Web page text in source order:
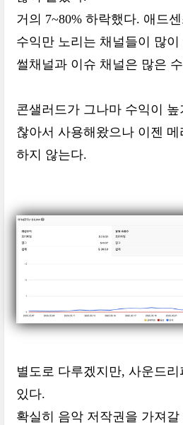
거의 7~80% 하락했다. 애드
수익만 노리는 채널들이 많이
썰채널과 이슈 채널은 많은
콘샐러드가 그나마 수익이
찮아서 사용해왔으나 이젠
하지 않는다.
별도로 다루겠지만, 사운드
있다.
확실히 음악 저작권을 가져